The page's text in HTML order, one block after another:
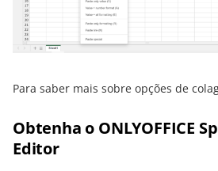
Para saber mais sobre opções de
Obtenha o ONLYOFFICE
Editor